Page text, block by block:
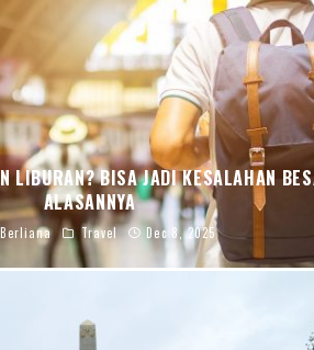
LIBURAN? BISA JADI KESALAHAN
ALASANNYA
Travel Dec 8, 2025